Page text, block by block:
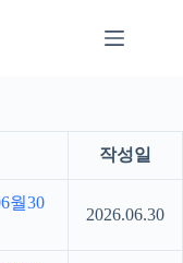
작성일
월30
2026.06.30